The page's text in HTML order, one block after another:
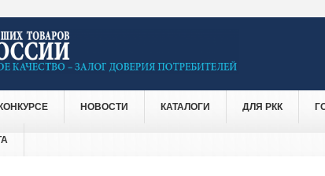
НОВОСТИ КАТАЛОГИ ДЛЯ РКК